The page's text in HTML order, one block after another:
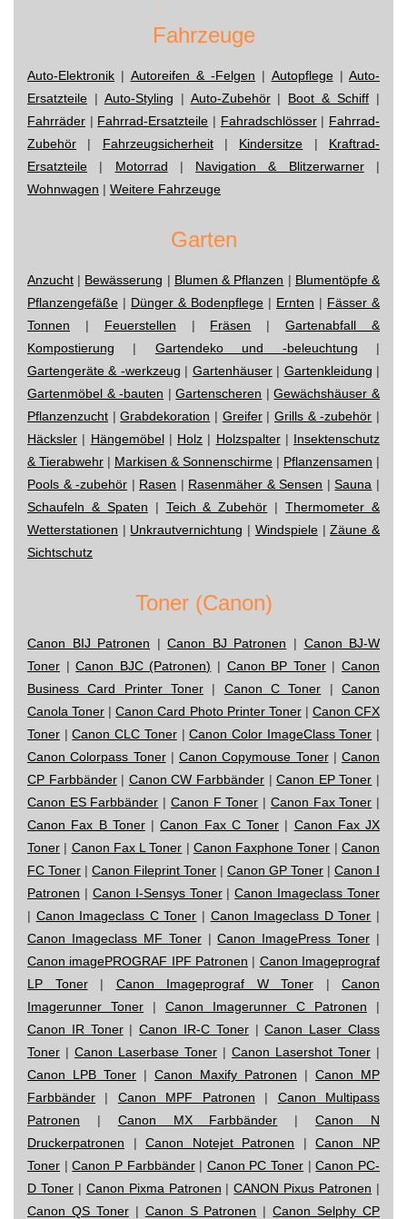
Fahrzeuge
Auto-Elektronik | Autoreifen & -Felgen | Autopflege| Auto-
Ersatzteile | Auto-Styling | Auto-Zubehör| Boot & Schiff |
Fahrräder | Fahrrad-Ersatzteile | Fahradschlösser| Fahrrad-
Zubehör | Fahrzeugsicherheit| Kindersitze | Kraftrad-
Ersatzteile | Motorrad | Navigation & Blitzerwarner|
Wohnwagen | Weitere Fahrzeuge
Garten
Anzucht | Bewässerung | Blumen & Pflanzen | Blumentöpfe &
Pflanzengefäße | Dünger & Bodenpflege | Ernten | Fässer &
Tonnen | Feuerstellen | Fräsen |Gartenabfall &
Kompostierung | Gartendeko und -beleuchtung |
Gartengeräte & -werkzeug | Gartenhäuser| Gartenkleidung |
Gartenmöbel & -bauten |Gartenscheren |Gewächshäuser &
Pflanzenzucht |Grabdekoration | Greifer|Grills & -zubehör |
Häcksler | Hängemöbel| Holz | Holzspalter| Insektenschutz
& Tierabwehr | Markisen & Sonnenschirme | Pflanzensamen |
Pools & -zubehör | Rasen | Rasenmäher & Sensen |Sauna |
Schaufeln & Spaten | Teich & Zubehör |Thermometer &
Wetterstationen | Unkrautvernichtung | Windspiele|Zäune &
Sichtschutz
Toner (Canon)
Canon BIJ Patronen |Canon BJ Patronen | Canon BJ-W
Toner |Canon BJC (Patronen) | Canon BP Toner|Canon
Business Card Printer Toner | Canon C Toner |Canon
Canola Toner |Canon Card Photo Printer Toner| Canon CFX
Toner |Canon CLC Toner|Canon Color ImageClass Toner |
Canon Colorpass Toner| Canon Copymouse Toner| Canon
CP Farbbänder| Canon CW Farbbänder |Canon EP Toner |
Canon ES Farbbänder | Canon F Toner | Canon Fax Toner |
Canon Fax B Toner|Canon Fax C Toner | Canon Fax JX
Toner | Canon Fax L Toner | Canon Faxphone Toner |Canon
FC Toner | Canon Fileprint Toner | Canon GP Toner | Canon I
Patronen | Canon I-Sensys Toner|Canon Imageclass Toner
| Canon Imageclass C Toner | Canon Imageclass D Toner |
Canon Imageclass MF Toner|Canon ImagePress Toner |
Canon imagePROGRAF IPF Patronen | Canon Imageprograf
LP Toner| Canon Imageprograf W Toner | Canon
Imagerunner Toner | Canon Imagerunner C Patronen |
Canon IR Toner|Canon IR-C Toner|Canon Laser Class
Toner | Canon Laserbase Toner | Canon Lasershot Toner |
Canon LPB Toner | Canon Maxify Patronen | Canon MP
Farbbänder | Canon MPF Patronen | Canon Multipass
Patronen | Canon MX Farbbänder |Canon N
Druckerpatronen |Canon Notejet Patronen |Canon NP
Toner |Canon P Farbbänder| Canon PC Toner |Canon PC-
D Toner| Canon Pixma Patronen |CANON Pixus Patronen |
Canon QS Toner| Canon S Patronen |Canon Selphy CP